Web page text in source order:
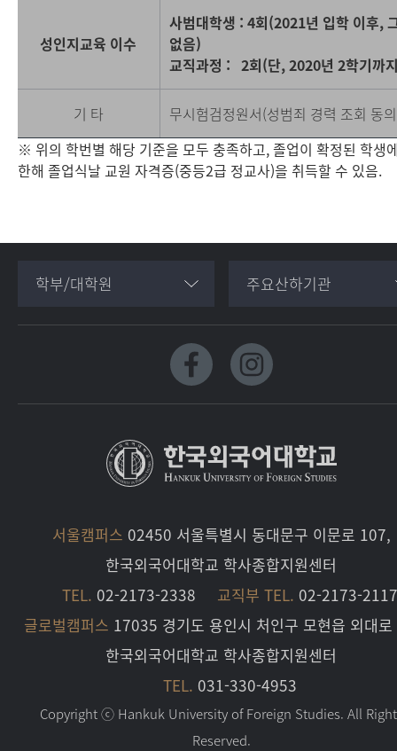
성인지교육 이수
사범대학생 : 4회(2021년 입학 이후,
없음)
교직과정 : 2회(단, 2020년 2학기까
기 타
무시험검정원서(성범죄 경력 조회 동
※ 위의 학번별 해당 기준을 모두 충족하고, 졸업이 확정된 학생
한해 졸업식날 교원 자격증(중등2급 정교사)을 취득할 수 있음.
학부/대학원 주요산하기관
서울캠퍼스 02450 서울특별시 동대문구 이문로 107,
한국외국어대학교 학사종합지원센터
TEL. 02-2173-2338 교직부 TEL. 02-2173-
글로벌캠퍼스 17035 경기도 용인시 처인구 모현읍 외대
한국외국어대학교 학사종합지원센터
TEL. 031-330-4953
Copyright ⓒ Hankuk University of Foreign Studies. All
Reserved.